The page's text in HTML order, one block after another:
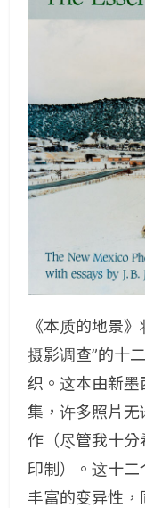
《本质的地景
摄影调查”的十
织。这本由新
集，许多照片无
作（尽管我十分
印制）。这十二
丰富的变异性